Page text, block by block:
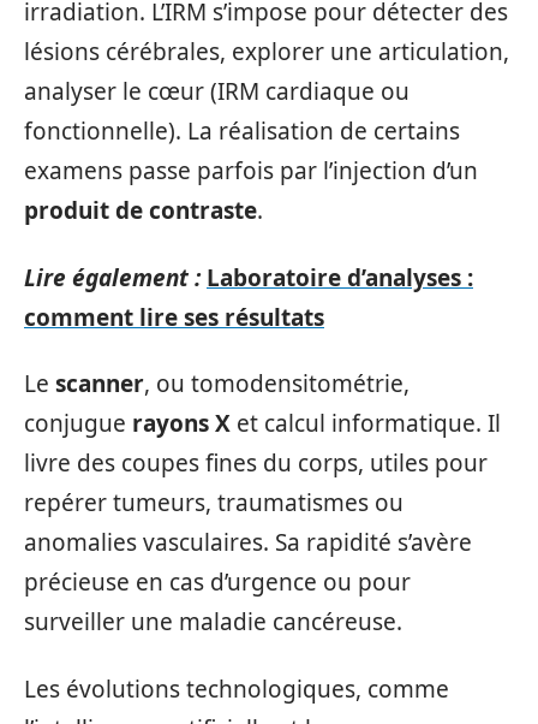
irradiation. L’IRM s’impose pour détecter des
lésions cérébrales, explorer une articulation,
analyser le cœur (IRM cardiaque ou
fonctionnelle). La réalisation de certains
examens passe parfois par l’injection d’un
produit de contraste.
Lire également : Laboratoire d’analyses :
comment lire ses résultats
Le scanner, ou tomodensitométrie,
conjugue rayons X et calcul informatique. Il
livre des coupes fines du corps, utiles pour
repérer tumeurs, traumatismes ou
anomalies vasculaires. Sa rapidité s’avère
précieuse en cas d’urgence ou pour
surveiller une maladie cancéreuse.
Les évolutions technologiques, comme